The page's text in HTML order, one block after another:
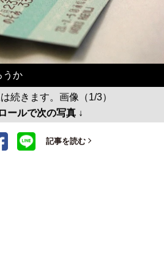
うか
続きます。画像（1/3）
ールで次の写真 ↓
記事を読む